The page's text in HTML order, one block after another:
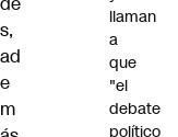
s,
ad
e
m
llaman
a
que
"el
debate
político